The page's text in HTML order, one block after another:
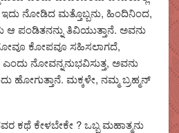
ಇದು ನೋಡಿದ ಮತ್ತೊಬ್ಬನು, ಹಿಂದಿನಿಂದ,
ಆ ಪಂಡಿತನನ್ನು ತಿವಿಯುತ್ತಾನೆ. ಅವನು
ಕೋಪವೂ ಸಹಿಸಲಾಗದೆ,
ಎಂದು ನೋವನ್ನನುಭವಿಸುತ್ತ, ಅವನು
ಹೋಗುತ್ತಾನೆ. ಮಕ್ಕಳೇ, ನಮ್ಮ ಬ್ರಹ್ಮನ್
ಕಥೆ ಕೇಳಬೇಕೇ ? ಒಬ್ಬ ಮಹಾತ್ಮನು